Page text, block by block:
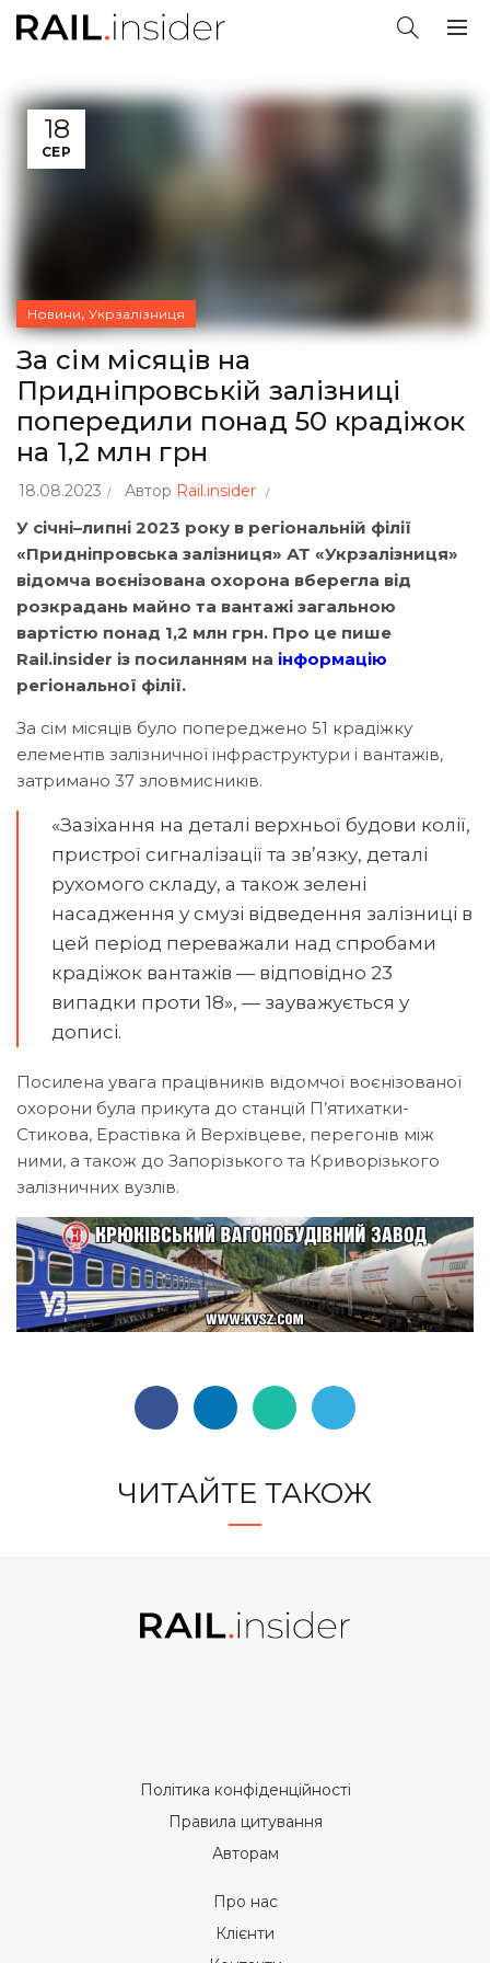
18
СЕР
Новини, Укрзалізниця
За сім місяців на
Придніпровській залізниці
попередили понад 50 крадіжок
на 1,2 млн грн
18.08.2023 Автор Rail.insider
У січні–липні 2023 року в регіональній філії
«Придніпровська залізниця» АТ «Укрзалізниця»
відомча воєнізована охорона вберегла від
розкрадань майно та вантажі загальною
вартістю понад 1,2 млн грн. Про це пише
Rail.insider із посиланням на інформацію
регіональної філії.
За сім місяців було попереджено 51 крадіжку
елементів залізничної інфраструктури і вантажів,
затримано 37 зловмисників.
«Зазіхання на деталі верхньої будови колії,
пристрої сигналізації та зв’язку, деталі
рухомого складу, а також зелені
насадження у смузі відведення залізниці в
цей період переважали над спробами
крадіжок вантажів — відповідно 23
випадки проти 18», — зауважується у
дописі.
Посилена увага працівників відомчої воєнізованої
охорони була прикута до станцій П’ятихатки-
Стикова, Ерастівка й Верхівцеве, перегонів між
ними, а також до Запорізького та Криворізького
залізничних вузлів.
ЧИТАЙТЕ ТАКОЖ
Політика конфіденційності
Правила цитування
Авторам
Про нас
Клієнти